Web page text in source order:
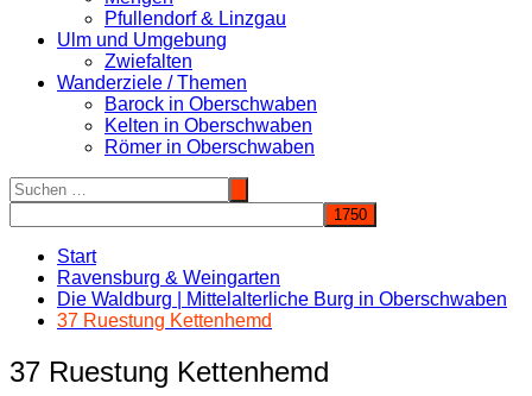
Pfullendorf & Linzgau
Ulm und Umgebung
Zwiefalten
Wanderziele / Themen
Barock in Oberschwaben
Kelten in Oberschwaben
Römer in Oberschwaben
Start
Ravensburg & Weingarten
Die Waldburg | Mittelalterliche Burg in Oberschwaben
37 Ruestung Kettenhemd
37 Ruestung Kettenhemd